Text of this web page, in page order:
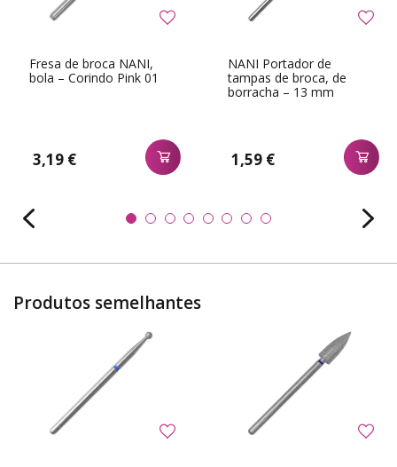
Fresa de broca NANI,
bola – Corindo Pink 01
3,19 €
NANI Portador de
tampas de broca, de
borracha – 13 mm
1,59 €
Produtos semelhantes